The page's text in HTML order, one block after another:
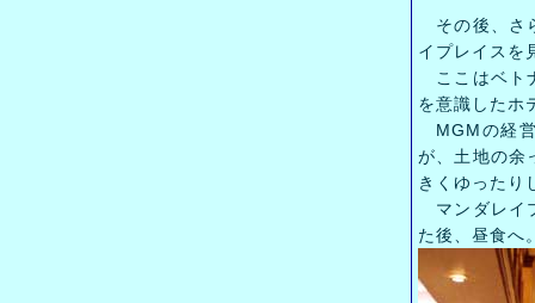
その後、さ
イプレイスを
ここはベト
を意識したホ
MGMの経営
が、土地の余
きくゆったり
マンダレイ
た後、昼食へ